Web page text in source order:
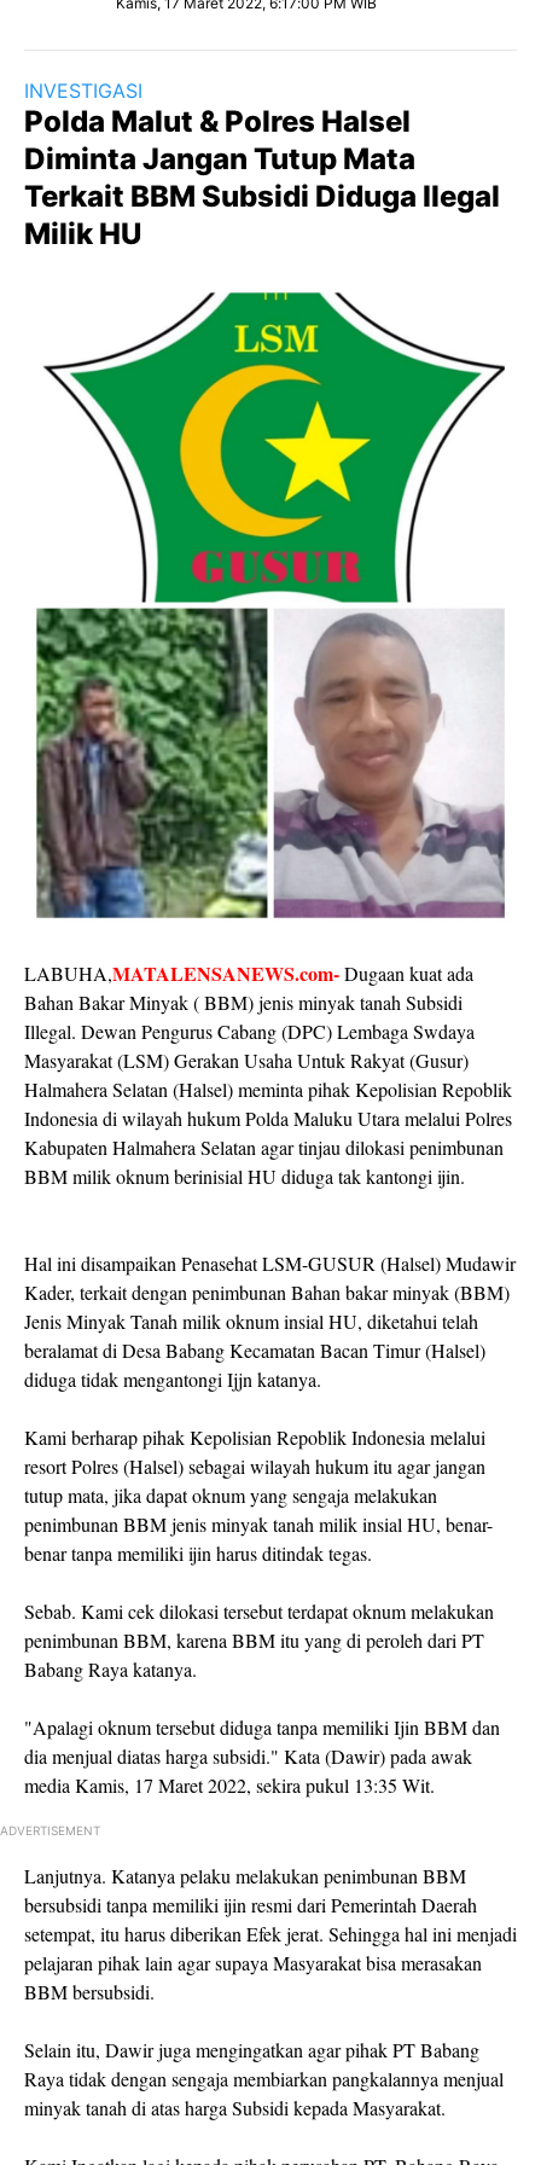
INVESTIGASI
Polda Malut & Polres Halsel
Diminta Jangan Tutup Mata
Terkait BBM Subsidi Diduga Ilegal
Milik HU
LABUHA,MATALENSANEWS.com-Dugaan kuat ada
Bahan Bakar Minyak ( BBM) jenis minyak tanah Subsidi
Illegal. Dewan Pengurus Cabang (DPC) Lembaga Swdaya
Masyarakat (LSM) Gerakan Usaha Untuk Rakyat (Gusur)
Halmahera Selatan (Halsel) meminta pihak Kepolisian Repoblik
Indonesia di wilayah hukum Polda Maluku Utara melalui Polres
Kabupaten Halmahera Selatan agar tinjau dilokasi penimbunan
BBM milik oknum berinisial HU diduga tak kantongi ijin.
Hal ini disampaikan Penasehat LSM-GUSUR (Halsel) Mudawir
Kader, terkait dengan penimbunan Bahan bakar minyak (BBM)
Jenis Minyak Tanah milik oknum insial HU, diketahui telah
beralamat di Desa Babang Kecamatan Bacan Timur (Halsel)
diduga tidak mengantongi Ijjn katanya.
Kami berharap pihak Kepolisian Repoblik Indonesia melalui
resort Polres (Halsel) sebagai wilayah hukum itu agar jangan
tutup mata, jika dapat oknum yang sengaja melakukan
penimbunan BBM jenis minyak tanah milik insial HU, benar-
benar tanpa memiliki ijin harus ditindak tegas.
Sebab. Kami cek dilokasi tersebut terdapat oknum melakukan
penimbunan BBM, karena BBM itu yang di peroleh dari PT
Babang Raya katanya.
"Apalagi oknum tersebut diduga tanpa memiliki Ijin BBM dan
dia menjual diatas harga subsidi." Kata (Dawir) pada awak
media Kamis, 17 Maret 2022, sekira pukul 13:35 Wit.
ADVERTISEMENT
Lanjutnya. Katanya pelaku melakukan penimbunan BBM
bersubsidi tanpa memiliki ijin resmi dari Pemerintah Daerah
setempat, itu harus diberikan Efek jerat. Sehingga hal ini menjadi
pelajaran pihak lain agar supaya Masyarakat bisa merasakan
BBM bersubsidi.
Selain itu, Dawir juga mengingatkan agar pihak PT Babang
Raya tidak dengan sengaja membiarkan pangkalannya menjual
minyak tanah di atas harga Subsidi kepada Masyarakat.